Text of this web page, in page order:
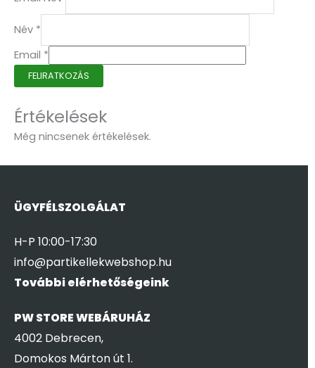
Név *
Email *
FELIRATKOZÁS
Értékelések
Még nincsenek értékelések.
ÜGYFÉLSZOLGÁLAT
H-P 10:00-17:30
info@partikellekwebshop.hu
További elérhetőségeink
PW STORE WEBÁRUHÁZ
4002 Debrecen,
Domokos Márton út 1.